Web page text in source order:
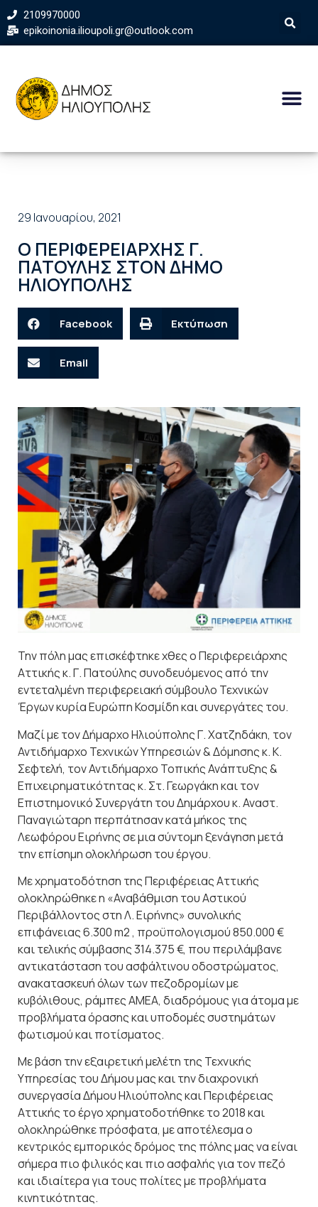
2109970000
epikoinonia.ilioupoli.gr@outlook.com
29 Ιανουαρίου, 2021
Ο ΠΕΡΙΦΕΡΕΙΑΡΧΗΣ Γ.
ΠΑΤΟΥΛΗΣ ΣΤΟΝ ΔΗΜΟ
ΗΛΙΟΥΠΟΛΗΣ
Facebook Εκτύπωση
Email
Την πόλη μας επισκέφτηκε χθες ο Περιφερειάρχης
Αττικής κ. Γ. Πατούλης συνοδευόμενος από την
εντεταλμένη περιφερειακή σύμβουλο Τεχνικών
Έργων κυρία Ευρώπη Κοσμίδη και συνεργάτες του.
Μαζί με τον Δήμαρχο Ηλιούπολης Γ. Χατζηδάκη, τον
Αντιδήμαρχο Τεχνικών Υπηρεσιών & Δόμησης κ. Κ.
Σεφτελή, τον Αντιδήμαρχο Τοπικής Ανάπτυξης &
Επιχειρηματικότητας κ. Στ. Γεωργάκη και τον
Επιστημονικό Συνεργάτη του Δημάρχου κ. Αναστ.
Παναγιώταρη περπάτησαν κατά μήκος της
Λεωφόρου Ειρήνης σε μια σύντομη ξενάγηση μετά
την επίσημη ολοκλήρωση του έργου.
Με χρηματοδότηση της Περιφέρειας Αττικής
ολοκληρώθηκε η «Αναβάθμιση του Αστικού
Περιβάλλοντος στη Λ. Ειρήνης» συνολικής
επιφάνειας 6.300 m2 , προϋπολογισμού 850.000 €
και τελικής σύμβασης 314.375 €, που περιλάμβανε
αντικατάσταση του ασφάλτινου οδοστρώματος,
ανακατασκευή όλων των πεζοδρομίων με
κυβόλιθους, ράμπες ΑΜΕΑ, διαδρόμους για άτομα με
προβλήματα όρασης και υποδομές συστημάτων
φωτισμού και ποτίσματος.
Με βάση την εξαιρετική μελέτη της Τεχνικής
Υπηρεσίας του Δήμου μας και την διαχρονική
συνεργασία Δήμου Ηλιούπολης και Περιφέρειας
Αττικής το έργο χρηματοδοτήθηκε το 2018 και
ολοκληρώθηκε πρόσφατα, με αποτέλεσμα ο
κεντρικός εμπορικός δρόμος της πόλης μας να είναι
σήμερα πιο φιλικός και πιο ασφαλής για τον πεζό
και ιδιαίτερα για τους πολίτες με προβλήματα
κινητικότητας.